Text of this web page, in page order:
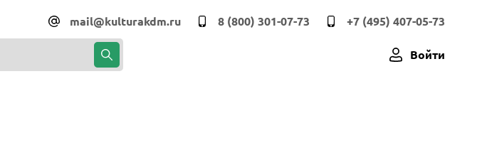
+7 (495) 407-05-73
8 (800) 301-07-73
mail@kulturakdm.ru
Войти